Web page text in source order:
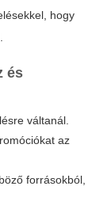
hogy
és
váltanál.
az
forrásokból,